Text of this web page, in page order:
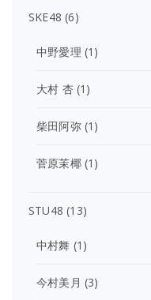
SKE48 (6)
中野愛理 (1)
大村 杏(1)
柴田阿弥(1)
菅原茉椰(1)
STU48 (13)
中村舞 (1)
今村美月 (3)